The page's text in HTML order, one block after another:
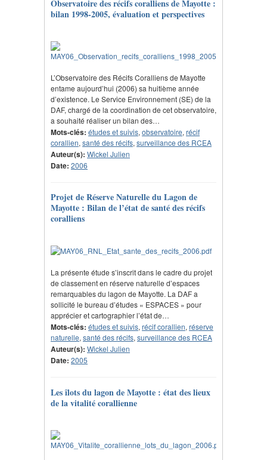
Observatoire des récifs coralliens de Mayotte :
bilan 1998-2005, évaluation et perspectives
L’Observatoire des Récifs Coralliens de Mayotte
entame aujourd’hui (2006) sa huitième année
d’existence. Le Service Environnement (SE) de la
DAF, chargé de la coordination de cet observatoire,
a souhaité réaliser un bilan des…
Mots-clés: études et suivis, observatoire, récif
corallien, santé des récifs, surveillance des RCEA
Auteur(s): Wickel Julien
Date: 2006
Projet de Réserve Naturelle du Lagon de
Mayotte : Bilan de l’état de santé des récifs
coralliens
La présente étude s’inscrit dans le cadre du projet
de classement en réserve naturelle d’espaces
remarquables du lagon de Mayotte. La DAF a
sollicité le bureau d’études « ESPACES » pour
apprécier et cartographier l’état de…
Mots-clés: études et suivis, récif corallien, réserve
naturelle, santé des récifs, surveillance des RCEA
Auteur(s): Wickel Julien
Date: 2005
Les îlots du lagon de Mayotte : état des lieux
de la vitalité corallienne